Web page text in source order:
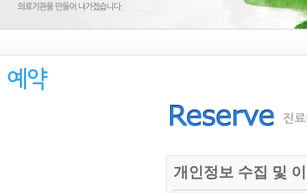
개인정보 수집 및